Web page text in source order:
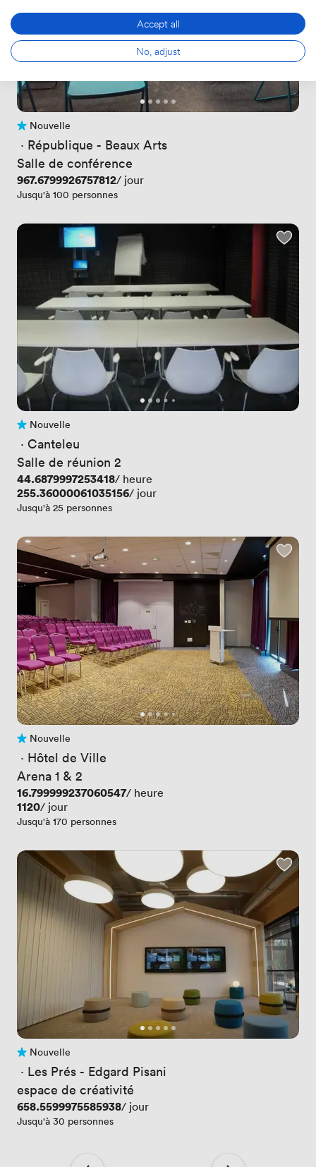
Pas encore d'avis
Nouvelle
· République - Beaux Arts
Salle de conférence
Prix
967.6799926757812/ jour
Jusqu'à 100 personnes
Pas encore d'avis
Nouvelle
· Canteleu
Salle de réunion 2
Prix
44.6879997253418/ heure
Prix
255.36000061035156/ jour
Jusqu'à 25 personnes
Pas encore d'avis
Nouvelle
· Hôtel de Ville
Arena 1 & 2
Prix
16.799999237060547/ heure
Prix
1120/ jour
Jusqu'à 170 personnes
Pas encore d'avis
Nouvelle
· Les Prés - Edgard Pisani
espace de créativité
Prix
658.5599975585938/ jour
Jusqu'à 30 personnes
Accept all
No, adjust